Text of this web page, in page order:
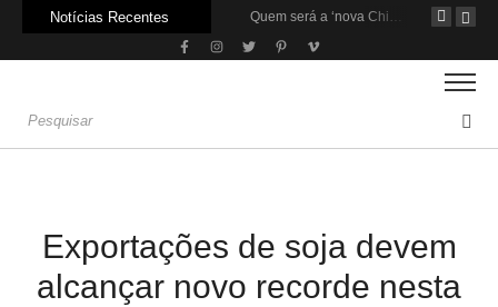
Notícias Recentes
Carne: Menor demanda da China exige reforço da diplomacia e inovação Quem será a ‘nova China’ do agro quando o apetite de Pequim acabar?
Exportações de soja devem
alcançar novo recorde nesta